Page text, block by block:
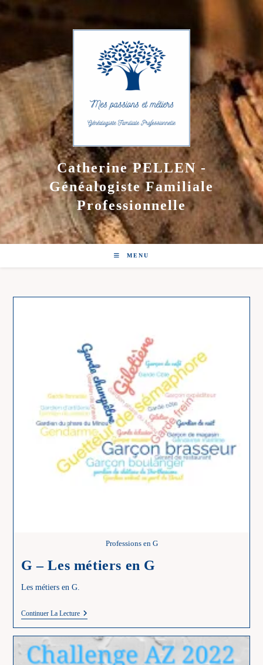
Catherine PELLEN -
Généalogiste Familiale
Professionnelle
MENU
Professions en G
G – Les métiers en G
Les métiers en G.
Continuer La LectureG
–
Métiers
En
G